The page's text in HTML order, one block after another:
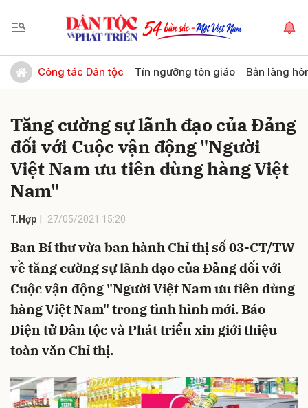
Công tác Dân tộc Tín ngưỡng tôn giáo Bản làng
Tăng cường sự lãnh đạo của Đảng
đối với Cuộc vận động "Người
Việt Nam ưu tiên dùng hàng Việt
Nam"
T.Hợp 27/05/2021 15:20
Ban Bí thư vừa ban hành Chỉ thị số 03-CT/TW
về tăng cường sự lãnh đạo của Đảng đối với
Cuộc vận động "Người Việt Nam ưu tiên dùng
hàng Việt Nam" trong tình hình mới. Báo
Điện tử Dân tộc và Phát triển xin giới thiệu
toàn văn Chỉ thị.
Gửi bình luận